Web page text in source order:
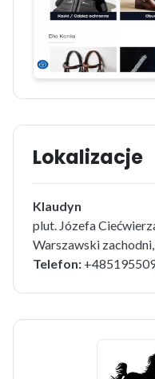
Lokalizacje
Klaudyn
plut. Józefa
Warszawski
Telefon: